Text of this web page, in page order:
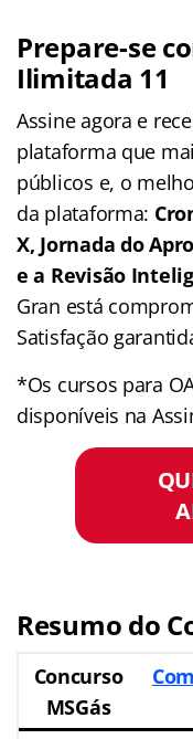
Prepare-se
Ilimitada 11
Assine agora e
plataforma que
públicos e, o
da plataforma:
X, Jornada do
e a Revisão
Gran está
Satisfação
*Os cursos para
disponíveis na
Resumo do
Concurso
MSGás